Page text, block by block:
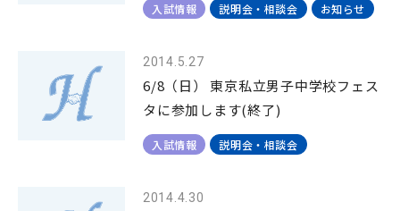
入試情報 説明会・相談会 お知らせ
2014.5.27
6/8（日） 東京私立男子中学校フェス
タに参加します(終了)
入試情報 説明会・相談会
2014.4.30